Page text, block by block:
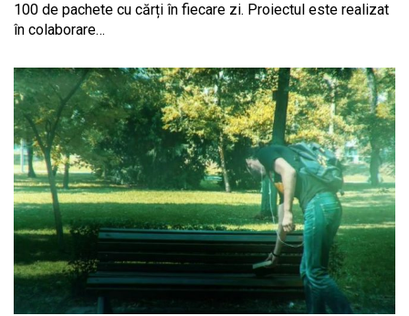
100 de pachete cu cărți în fiecare zi. Proiectul este realizat
în colaborare…